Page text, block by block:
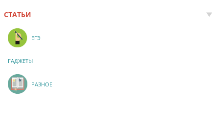
СТАТЬИ
ЕГЭ
ГАДЖЕТЫ
РАЗНОЕ